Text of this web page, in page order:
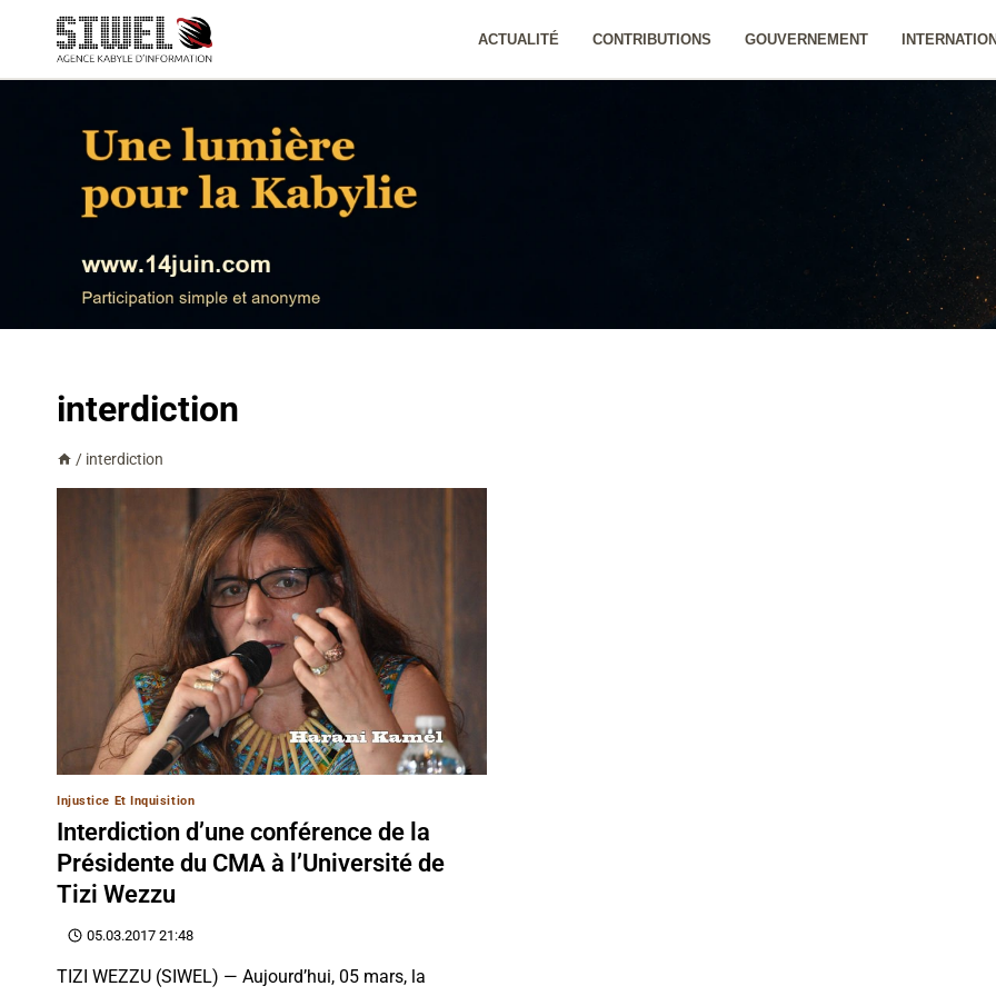
contenu
ACTUALITÉ CONTRIBUTIONS GOUVERNEMENT
interdiction
/ interdiction
Injustice Et Inquisition
Interdiction d’une conférence de la
Présidente du CMA à l’Université de
Tizi Wezzu
05.03.2017 21:48
TIZI WEZZU (SIWEL) — Aujourd’hui, 05 mars, la